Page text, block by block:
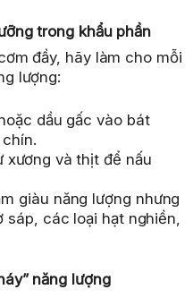
trong khẩu phần
đầy, hãy làm cho mỗi
lượng:
dầu gấc vào bát
xương và thịt để nấu
giàu năng lượng nhưng
các loại hạt nghiền,
năng lượng